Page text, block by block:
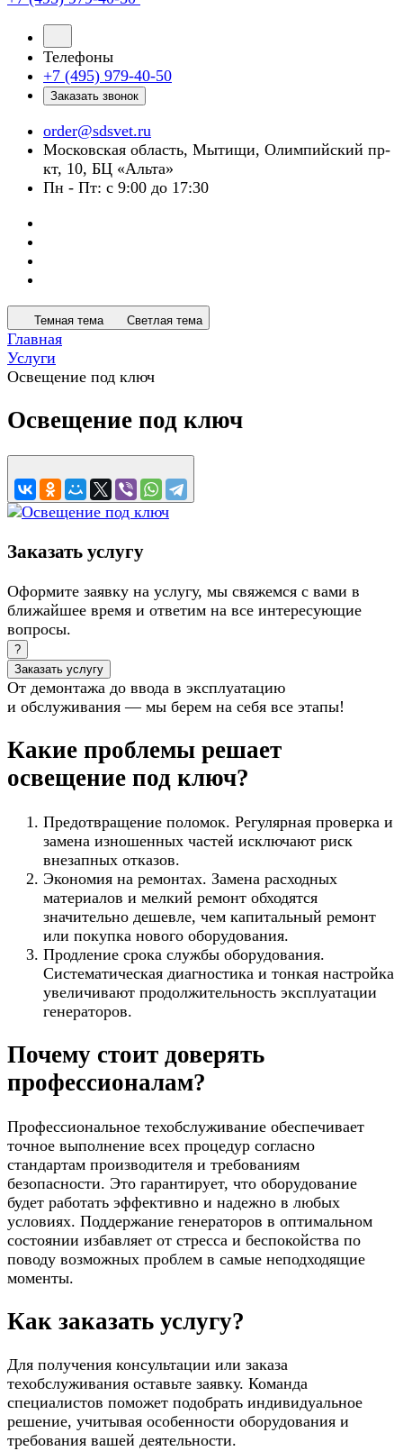
Телефоны
+7 (495) 979-40-50
Заказать звонок
order@sdsvet.ru
Московская область, Мытищи, Олимпийский пр-
кт, 10, БЦ «Альта»
Пн - Пт: с 9:00 до 17:30
Темная тема Светлая тема
Главная
Услуги
Освещение под ключ
Освещение под ключ
Заказать услугу
Оформите заявку на услугу, мы свяжемся с вами в
ближайшее время и ответим на все интересующие
вопросы.
?
Заказать услугу
От демонтажа до ввода в эксплуатацию
и обслуживания — мы берем на себя все этапы!
Какие проблемы решает
освещение под ключ?
Предотвращение поломок. Регулярная проверка и
замена изношенных частей исключают риск
внезапных отказов.
Экономия на ремонтах. Замена расходных
материалов и мелкий ремонт обходятся
значительно дешевле, чем капитальный ремонт
или покупка нового оборудования.
Продление срока службы оборудования.
Систематическая диагностика и тонкая настройка
увеличивают продолжительность эксплуатации
генераторов.
Почему стоит доверять
профессионалам?
Профессиональное техобслуживание обеспечивает
точное выполнение всех процедур согласно
стандартам производителя и требованиям
безопасности. Это гарантирует, что оборудование
будет работать эффективно и надежно в любых
условиях. Поддержание генераторов в оптимальном
состоянии избавляет от стресса и беспокойства по
поводу возможных проблем в самые неподходящие
моменты.
Как заказать услугу?
Для получения консультации или заказа
техобслуживания оставьте заявку. Команда
специалистов поможет подобрать индивидуальное
решение, учитывая особенности оборудования и
требования вашей деятельности.